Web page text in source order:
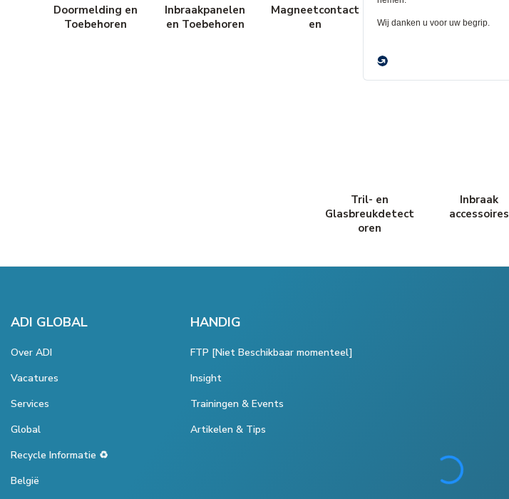
Doormelding en
Toebehoren
Inbraakpanelen
en Toebehoren
Magneetcontact
en
Montageapparat
Tril- en
Glasbreukdetect
oren
Inbraak
accessoires
ADI GLOBAL
Over ADI
Vacatures
Services
Global
Recycle Informatie ♻️
België
HANDIG
FTP [Niet Beschikbaar momenteel]
Insight
Trainingen & Events
Artikelen & Tips